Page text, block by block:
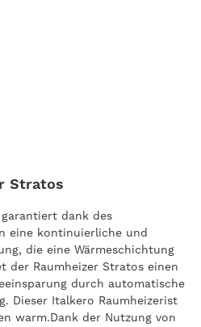
Stratos
dank des
eine kontinuierliche und
die eine Wärmeschichtung
der Raumheizer Stratos einen
durch automatische
Dieser Italkero Raumheizerist
warm.Dank der Nutzung von